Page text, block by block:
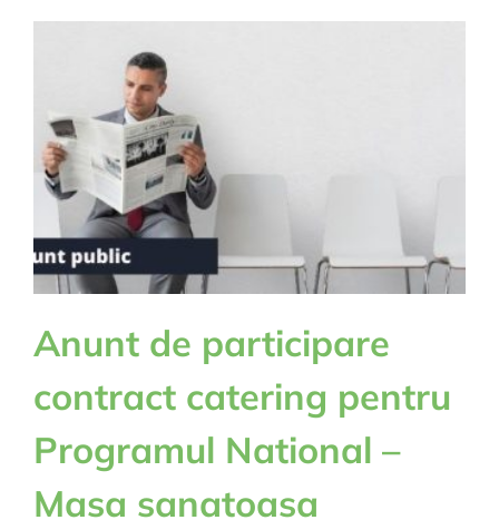
Anunt de participare
contract catering pentru
Programul National –
Masa sanatoasa